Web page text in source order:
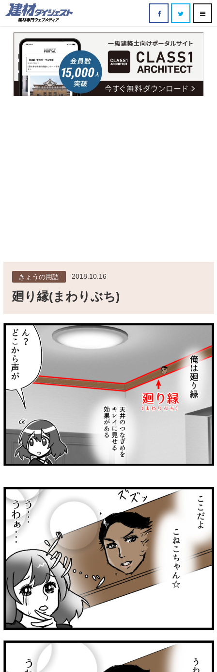
きょうの用語 2018.10.16
廻り縁(まわりぶち)